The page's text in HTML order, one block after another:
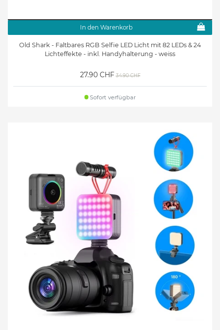
In den Warenkorb
Old Shark - Faltbares RGB Selfie LED Licht mit 82 LEDs & 24
Lichteffekte - inkl. Handyhalterung - weiss
27.90 CHF 34.90 CHF
Sofort verfügbar